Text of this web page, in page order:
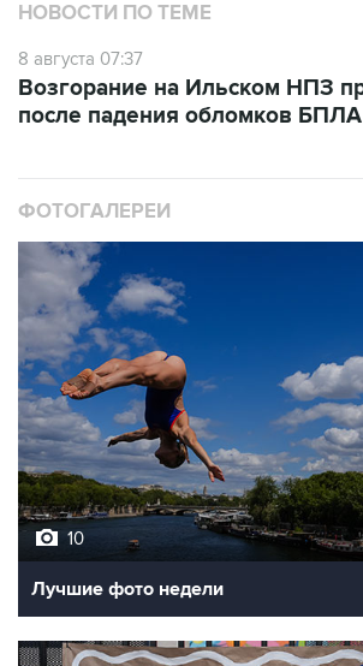
НОВОСТИ ПО ТЕМЕ
8 августа 07:37
Возгорание на Ильском НПЗ
после падения обломков БПЛА
ФОТОГАЛЕРЕИ
10
Лучшие фото недели